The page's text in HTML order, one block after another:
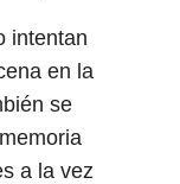
intentan
en la
se
a la vez